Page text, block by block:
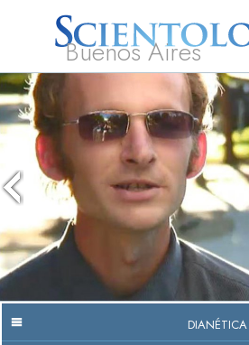
Buenos Aires
L. Ronald
Hubbard
Ministros
Voluntarios
DIANÉTICA